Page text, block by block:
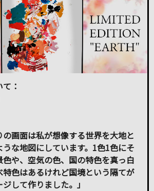
：
の画面は私が想像する世界を大地と
な地図にしています。1色1色にそ
や、空気の色、国の特色を真っ白
色はあるけれど国境という隔てが
して作りました。」